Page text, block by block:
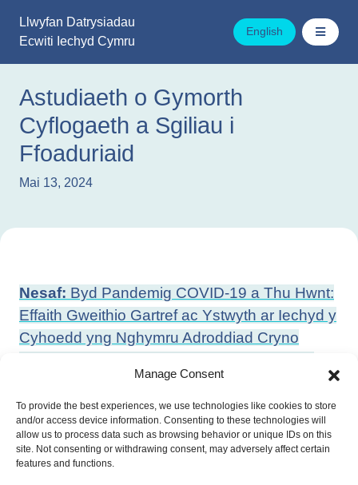
Manage Consent
To provide the best experiences, we use technologies like cookies to store
and/or access device information. Consenting to these technologies will
allow us to process data such as browsing behavior or unique IDs on this
site. Not consenting or withdrawing consent, may adversely affect certain
features and functions.
cynnwys
Llwyfan Datrysiadau
Ecwiti Iechyd Cymru
English
Astudiaeth o Gymorth
Cyflogaeth a Sgiliau i
Ffoaduriaid
Mai 13, 2024
Llywio
cofnod
Nesaf: Byd Pandemig COVID-19 a Thu Hwnt:
Effaith Gweithio Gartref ac Ystwyth ar Iechyd y
Cyhoedd yng Nghymru Adroddiad Cryno
Cyflogaeth yng Nghymru: Faint a Wyddwn am
yr Effeithiau Presennol ac yn y Dyfodol